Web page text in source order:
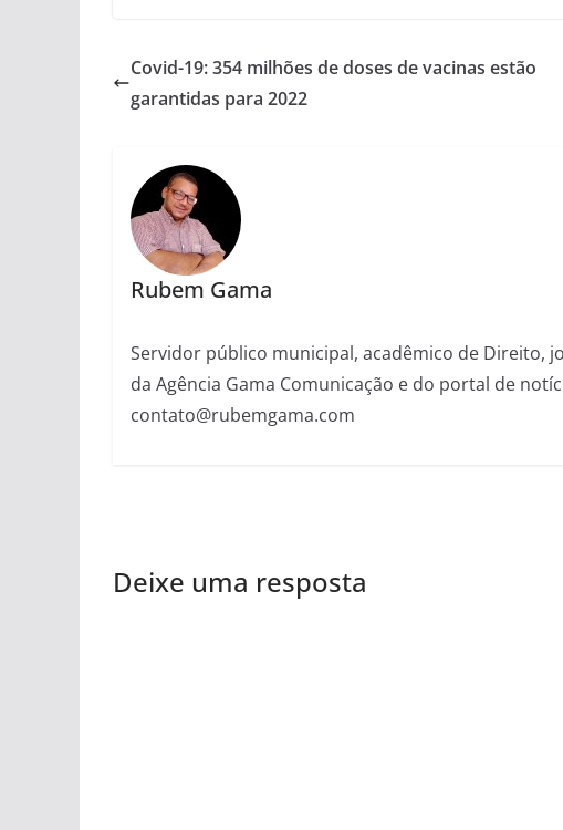
Covid-19: 354 milhões de doses de vacinas estão
garantidas para 2022
Rubem Gama
Servidor público municipal, acadêmico de Direito,
da Agência Gama Comunicação e do portal de
contato@rubemgama.com
Deixe uma resposta